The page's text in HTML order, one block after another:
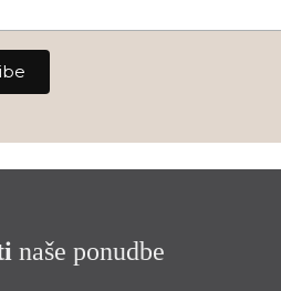
naše ponudbe